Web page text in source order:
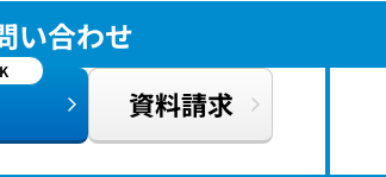
い合わせ
資料請求